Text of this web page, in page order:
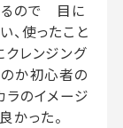
るので 目に
使ったこと
レンジング
のか初心者の
ラのイメージ
かった。